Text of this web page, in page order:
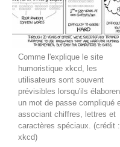
Comme l'explique le site
humoristique xkcd, les
utilisateurs sont souvent
prévisibles lorsqu'ils
un mot de passe compliqué
associant chiffres, lettres et
caractères spéciaux. (crédit :
xkcd)